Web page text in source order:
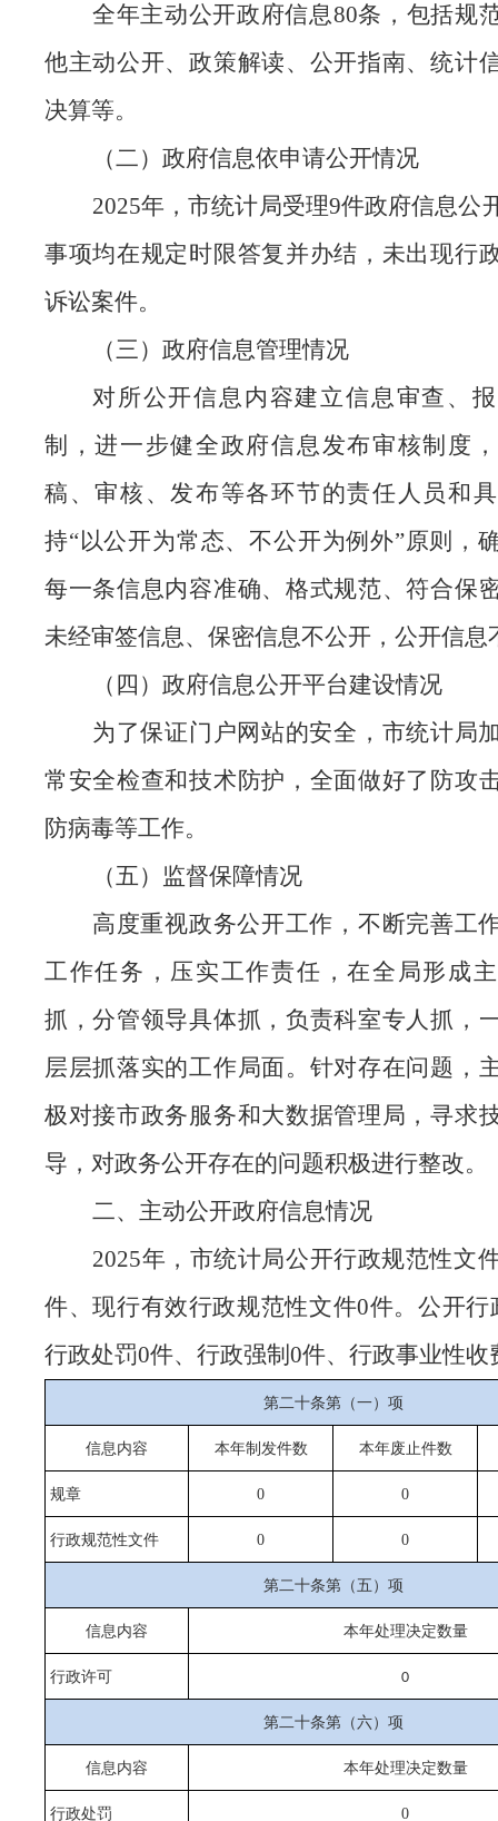
全年主动公开政府信息80条，包括规
他主动公开、政策解读、公开指南、统计
决算等。
（二）政府信息依申请公开情况
2025年，市统计局受理9件政府信息公
事项均在规定时限答复并办结，未出现行
诉讼案件。
（三）政府信息管理情况
对所公开信息内容建立信息审查、
制，进一步健全政府信息发布审核制度
稿、审核、发布等各环节的责任人员和
持“以公开为常态、不公开为例外”原则，
每一条信息内容准确、格式规范、符合保
未经审签信息、保密信息不公开，公开信息
（四）政府信息公开平台建设情况
为了保证门户网站的安全，市统计局
常安全检查和技术防护，全面做好了防攻
防病毒等工作。
（五）监督保障情况
高度重视政务公开工作，不断完善工
工作任务，压实工作责任，在全局形成
抓，分管领导具体抓，负责科室专人抓，
层层抓落实的工作局面。针对存在问题，
极对接市政务服务和大数据管理局，寻求
导，对政务公开存在的问题积极进行整改。
二、 主动公开政府信息情况
2025年，市统计局公开行政规范性文
件、现行有效行政规范性文件0件。公开行
行政处罚0件、行政强制0件、行政事业性收
第二十条第（一）项
信息内容 本年制发件数 本年废止件数
规章 0 0
行政规范性文件 0 0
第二十条第（五）项
信息内容 本年处理决定数量
行政许可 0
第二十条第（六）项
信息内容 本年处理决定数量
行政处罚 0